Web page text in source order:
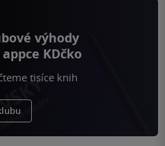
výhody
KDčko
tisíce knih